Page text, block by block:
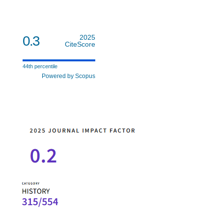
0.3
2025
CiteScore
44th percentile
Powered by Scopus